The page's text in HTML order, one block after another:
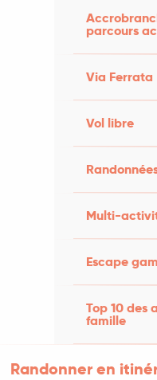
parcours
Via Ferrata
Vol libre
Multi-
Escape
Top 10 des
famille
Randonner en
Villesèque
!
NOUS